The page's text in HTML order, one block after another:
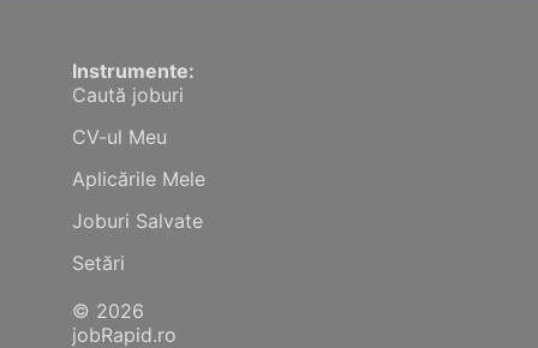
Instrumente:
Caută joburi
CV-ul Meu
Aplicările Mele
Joburi Salvate
Setări
© 2026
jobRapid.ro